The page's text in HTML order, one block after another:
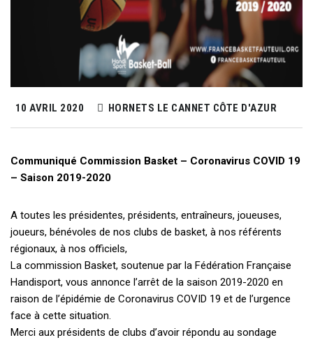
10 AVRIL 2020 HORNETS LE CANNET CÔTE D'AZUR
Communiqué Commission Basket – Coronavirus COVID 19
– Saison 2019-2020
A toutes les présidentes, présidents, entraîneurs, joueuses,
joueurs, bénévoles de nos clubs de basket, à nos référents
régionaux, à nos officiels,
La commission Basket, soutenue par la Fédération Française
Handisport, vous annonce l’arrêt de la saison 2019-2020 en
raison de l’épidémie de Coronavirus COVID 19 et de l’urgence
face à cette situation.
Merci aux présidents de clubs d’avoir répondu au sondage